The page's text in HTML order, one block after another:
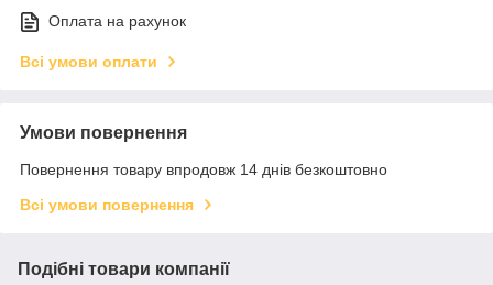
Оплата на рахунок
Всі умови оплати
Умови повернення
Повернення товару впродовж 14 днів безкоштовно
Всі умови повернення
Подібні товари компанії